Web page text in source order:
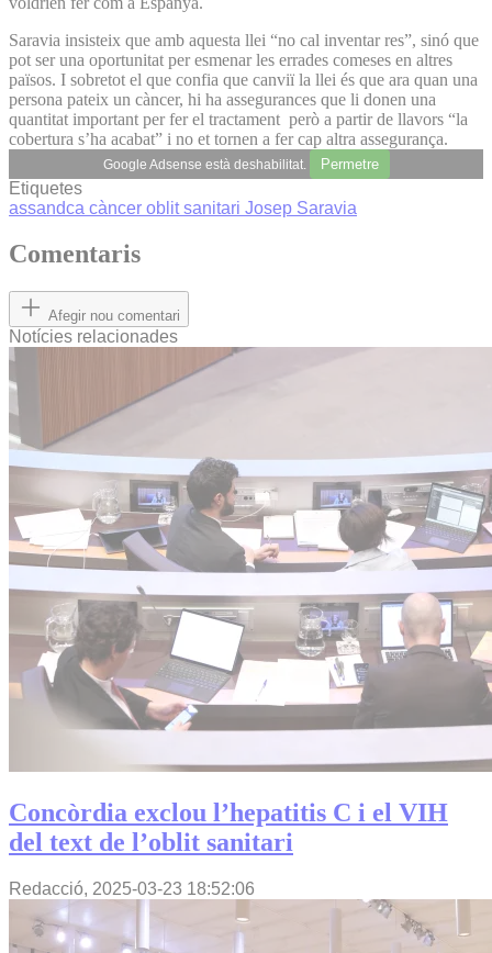
Saravia insisteix que amb aquesta llei “no cal inventar res”, sinó que
pot ser una oportunitat per esmenar les errades comeses en altres
països. I sobretot el que confia que canviï la llei és que ara quan una
persona pateix un càncer, hi ha assegurances que li donen una
quantitat important per fer el tractament però a partir de llavors “la
cobertura s’ha acabat” i no et tornen a fer cap altra assegurança.
Google Adsense està deshabilitat. Permetre
Etiquetes
assandca càncer oblit sanitari Josep Saravia
Comentaris
Afegir nou comentari
Notícies relacionades
Concòrdia exclou l’hepatitis C i el VIH
del text de l’oblit sanitari
Redacció, 2025-03-23 18:52:06